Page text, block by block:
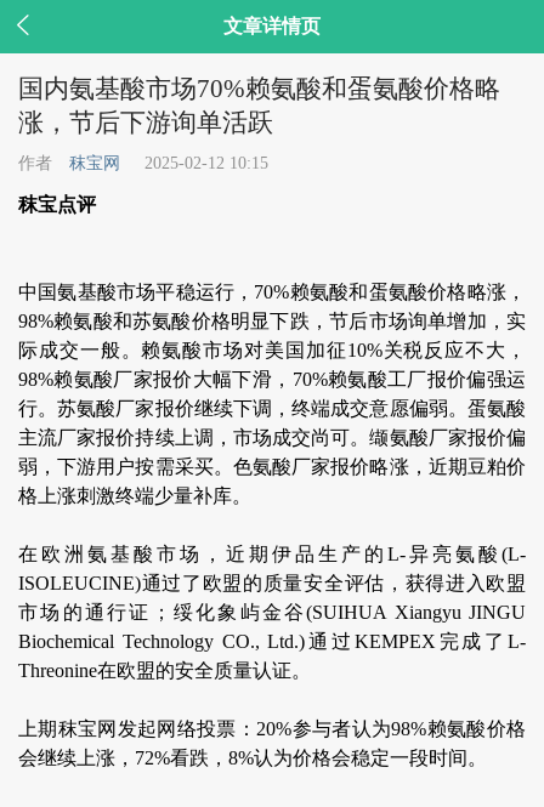
 文章详情页
国内氨基酸市场70%赖氨酸和蛋氨酸价格略
涨，节后下游询单活跃
作者 秣宝网 2025-02-12 10:15
秣宝点评
中国氨基酸市场平稳运行，70%赖氨酸和蛋氨酸价格略涨，
98%赖氨酸和苏氨酸价格明显下跌，节后市场询单增加，实
际成交一般。赖氨酸市场对美国加征10%关税反应不大，
98%赖氨酸厂家报价大幅下滑，70%赖氨酸工厂报价偏强运
行。苏氨酸厂家报价继续下调，终端成交意愿偏弱。蛋氨酸
主流厂家报价持续上调，市场成交尚可。缬氨酸厂家报价偏
弱，下游用户按需采买。色氨酸厂家报价略涨，近期豆粕价
格上涨刺激终端少量补库。
在欧洲氨基酸市场，近期伊品生产的L-异亮氨酸(L-
ISOLEUCINE)通过了欧盟的质量安全评估，获得进入欧盟
市场的通行证；绥化象屿金谷(SUIHUA Xiangyu JINGU
Biochemical Technology CO., Ltd.)通过KEMPEX完成了L-
Threonine在欧盟的安全质量认证。
上期秣宝网发起网络投票：20%参与者认为98%赖氨酸价格
会继续上涨，72%看跌，8%认为价格会稳定一段时间。